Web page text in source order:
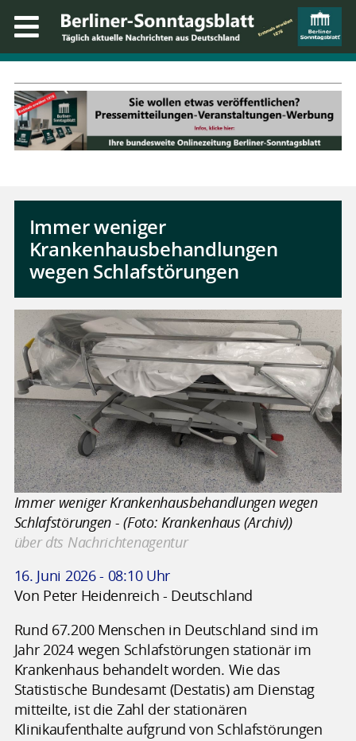
Immer weniger
Krankenhausbehandlungen
wegen Schlafstörungen
Immer weniger Krankenhausbehandlungen wegen
Schlafstörungen - (Foto: Krankenhaus (Archiv))
über dts Nachrichtenagentur
16. Juni 2026 - 08:10 Uhr
Von Peter Heidenreich - Deutschland
Rund 67.200 Menschen in Deutschland sind im
Jahr 2024 wegen Schlafstörungen stationär im
Krankenhaus behandelt worden. Wie das
Statistische Bundesamt (Destatis) am Dienstag
mitteilte, ist die Zahl der stationären
Klinikaufenthalte aufgrund von Schlafstörungen